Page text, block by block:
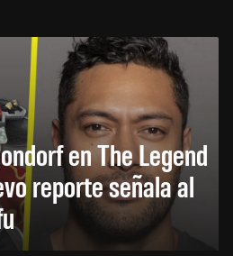
en The Legend
reporte señala al